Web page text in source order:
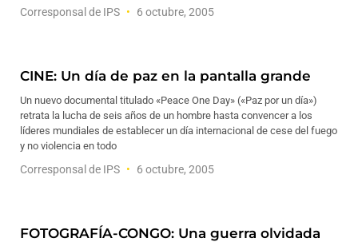
Corresponsal de IPS 6 octubre, 2005
CINE: Un día de paz en la pantalla grande
Un nuevo documental titulado «Peace One Day» («Paz por un día»)
retrata la lucha de seis años de un hombre hasta convencer a los
líderes mundiales de establecer un día internacional de cese del fuego
y no violencia en todo
Corresponsal de IPS 6 octubre, 2005
FOTOGRAFÍA-CONGO: Una guerra olvidada